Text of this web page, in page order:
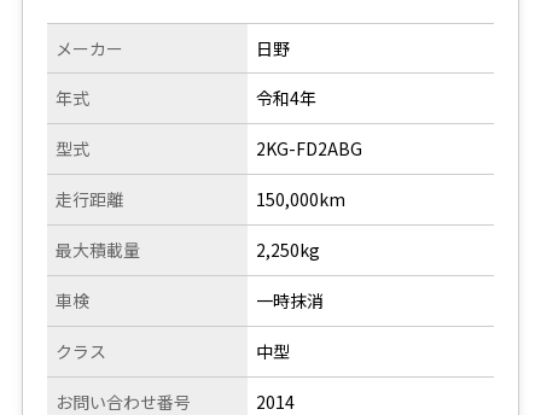
メーカー
年式
型式
走行距離
日野
令和4年
2KG-FD2ABG
150,000km
最大積載量
車検
クラス
お問い合わせ番号
2,250kg
一時抹消
中型
2014